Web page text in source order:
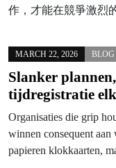
作，才能在競爭激烈
MARCH 22, 2026 BLOG
Slanker
tijdregistratie
Organisaties die grip
winnen consequent aan
papieren klokkaarten,